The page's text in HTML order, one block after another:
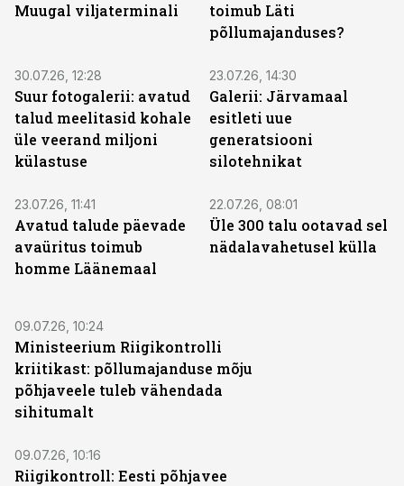
Muugal viljaterminali
toimub Läti
põllumajanduses?
30.07.26, 12:28
Suur fotogalerii: avatud
talud meelitasid kohale
üle veerand miljoni
külastuse
23.07.26, 14:30
Galerii: Järvamaal
esitleti uue
generatsiooni
silotehnikat
23.07.26, 11:41
Avatud talude päevade
avaüritus toimub
homme Läänemaal
22.07.26, 08:01
Üle 300 talu ootavad sel
nädalavahetusel külla
09.07.26, 10:24
Ministeerium Riigikontrolli
kriitikast: põllumajanduse mõju
põhjaveele tuleb vähendada
sihitumalt
09.07.26, 10:16
Riigikontroll: Eesti põhjavee